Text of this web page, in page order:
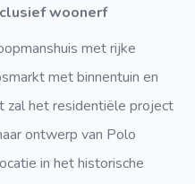
woonerf
met rijke
met binnentuin en
zal het residentiële project
ontwerp van Polo
in het historische